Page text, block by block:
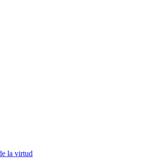
la virtud